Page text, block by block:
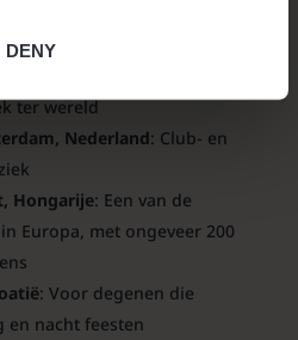
DENY
ter wereld
Nederland: Club- en
Hongarije: Een van de
Europa, met ongeveer 200
: Voor degenen die
en nacht feesten